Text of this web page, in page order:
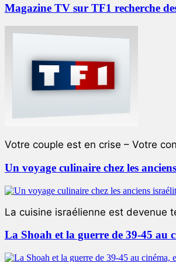
Magazine TV sur TF1 recherche
Votre couple est en crise – Votre
Un voyage culinaire chez les
La cuisine israélienne est devenue
La Shoah et la guerre de 39-45 au